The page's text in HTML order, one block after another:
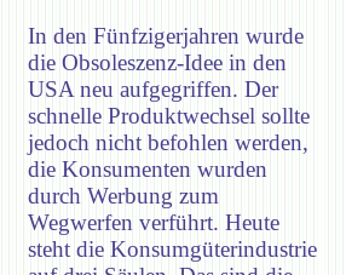
In den Fünfzigerjahren wurde
die Obsoleszenz-Idee in den
USA neu aufgegriffen. Der
schnelle Produktwechsel sollte
jedoch nicht befohlen werden,
die Konsumenten wurden
durch Werbung zum
Wegwerfen verführt. Heute
steht die Konsumgüterindustrie